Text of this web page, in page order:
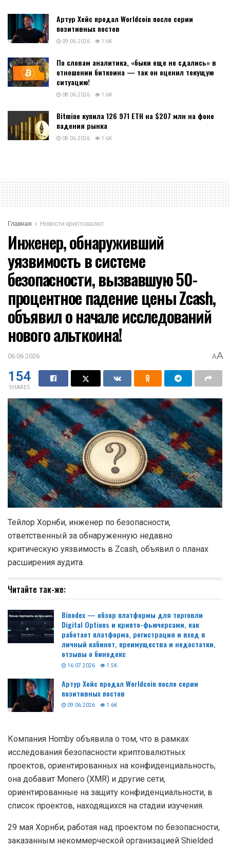
Артур Хейс продал Worldcoin после серии
позитивных постов
09.06.2026 1.6K
По словам аналитика, «быки еще не сдались» в
отношении биткоина — так он оценил текущую
ситуацию!
08.06.2026 1.6K
Bitmine купила 126 971 ETH на $207 млн на фоне
падения рынка
08.06.2026 1.6K
Главная Новости криптовалют
Инженер, обнаруживший
уязвимость в системе
безопасности, вызвавшую 50-
процентное падение цены Zcash,
объявил о начале исследований
нового альткоина!
06.06.2026 AA
154
SHARES
Тейлор Хорнби, инженер по безопасности,
ответственный за обнаруженную недавно
критическую уязвимость в Zcash, объявил о планах
расширения аудита.
Читайте так-же:
Binodex — обзор платформы для торговли
Digital Options и крипто-фьючерсами, как
работает платформа, регистрация и вход в
личный кабинет, преимущества и недостатки,
отзывы о бинодекс
16.07.2026 1.5K
Артур Хейс продал Worldcoin после серии
позитивных постов
09.06.2026 1.6K
Компания Hornby объявила о том, что в рамках
исследования безопасности криптовалютных
проектов, ориентированных на конфиденциальность,
она добавит Monero (XMR) и другие сети,
ориентированные на защиту конфиденциальности, в
список проектов, находящихся на стадии изучения.
29 мая Хорнби, работая над проектом по безопасности,
заказанным некоммерческой организацией Shielded